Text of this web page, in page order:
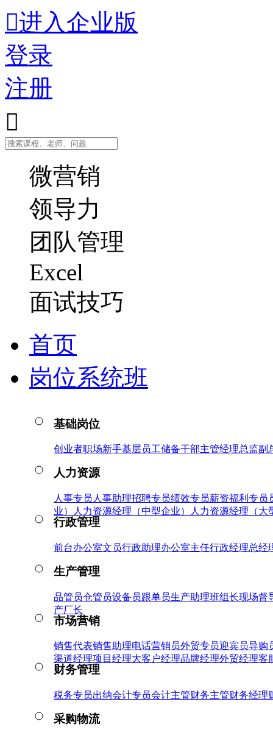
进入企业版
登录
注册

微营销
领导力
团队管理
Excel
面试技巧
首页
岗位系统班
基础岗位
创业者职场新手基层员工储备干部主管经理总监副
人力资源
人事专员 人事助理招聘专员绩效专员薪资福利专员
业）
人力资源经理（中型企业） 人力资源经理（大
行政管理
前台办公室文员行政助理办公室主任行政经理总经
生产管理
品管员仓管员设备员跟单员生产助理班组长现场督
产厂长
市场营销
销售代表销售助理电话营销员外贸专员迎宾员导购
渠道经理项目经理大客户经理品牌经理外贸经理客
财务管理
税务专员出纳会计专员会计主管财务主管财务经理
采购物流